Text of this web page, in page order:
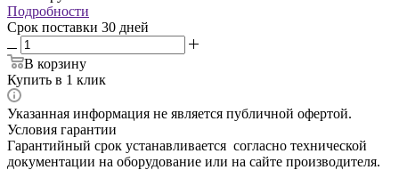
Подробности
Срок поставки 30 дней
В корзину
Купить в 1 клик
Указанная информация не является публичной офертой.
Условия гарантии
Гарантийный срок устанавливается согласно технической
документации на оборудование или на сайте производителя.